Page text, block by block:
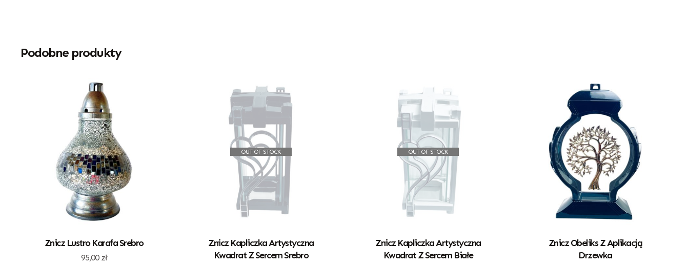
Podobne produkty
Znicz Lustro Karafa Srebro
95,00 zł
OUT OF STOCK
Znicz Kapliczka Artystyczna
Kwadrat Z Sercem Srebro
OUT OF STOCK
Znicz Kapliczka Artystyczna
Kwadrat Z Sercem Białe
Znicz Obeliks Z Aplikacją
Drzewka